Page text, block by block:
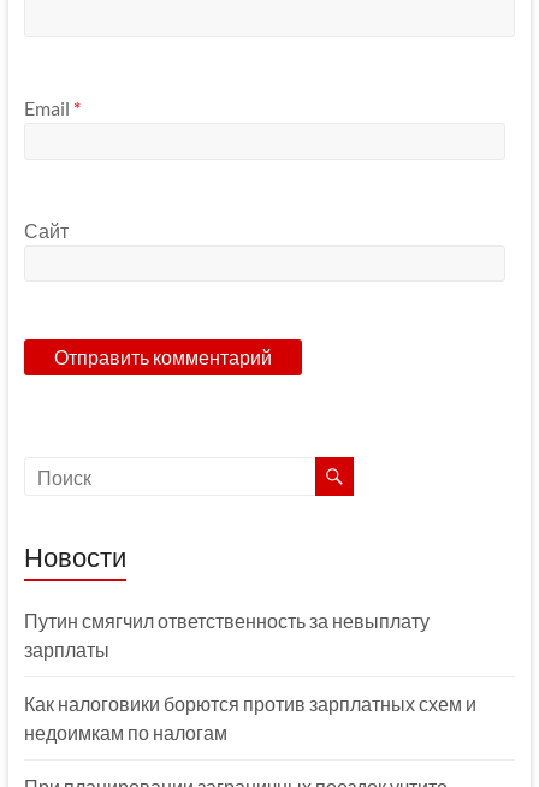
Email *
Сайт
Новости
Путин смягчил ответственность за невыплату
зарплаты
Как налоговики борются против зарплатных схем и
недоимкам по налогам